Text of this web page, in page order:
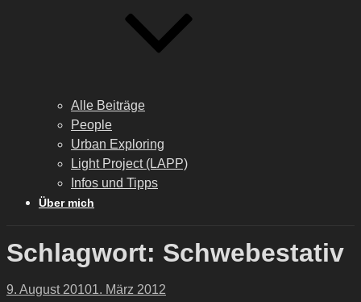
Alle Beiträge
People
Urban Exploring
Light Project (LAPP)
Infos und Tipps
Über mich
Schlagwort: Schwebestativ
Veröffentlicht
9. August 20101. März 2012